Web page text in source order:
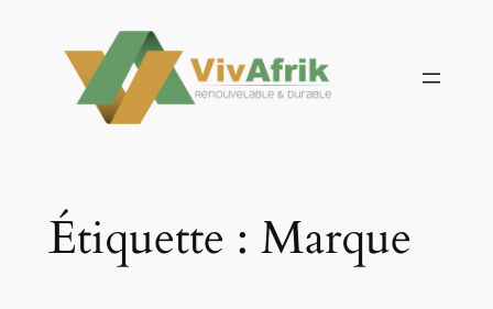
contenu
Étiquette : Marque